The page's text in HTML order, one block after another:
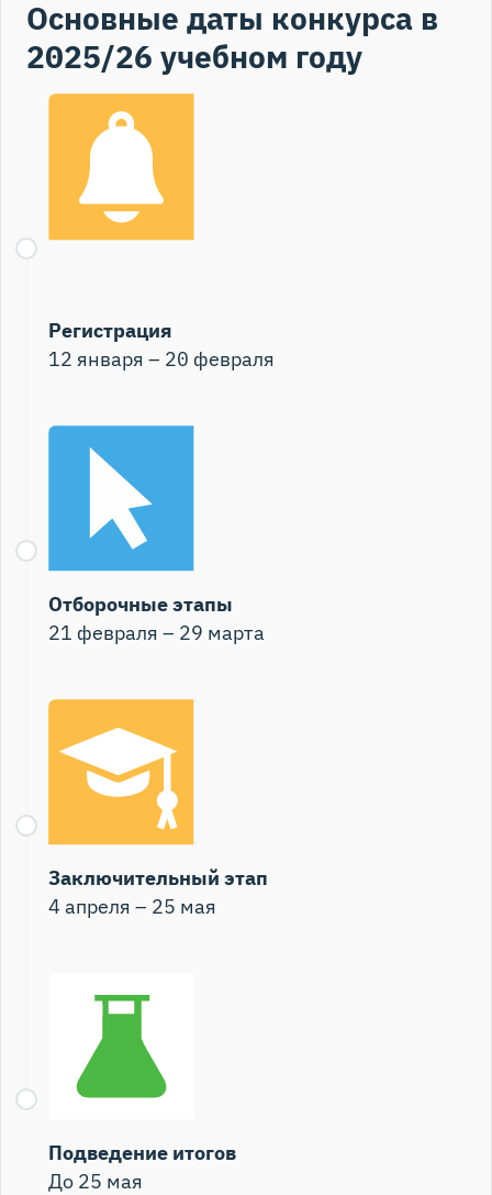
Основные даты конкурса в
2025/26 учебном году
Регистрация
12 января – 20 февраля
Отборочные этапы
21 февраля – 29 марта
Заключительный этап
4 апреля – 25 мая
Подведение итогов
До 25 мая